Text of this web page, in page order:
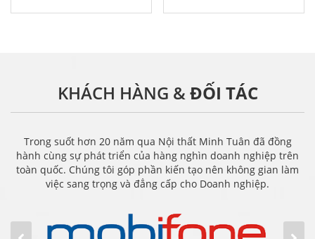
KHÁCH HÀNG &ĐỐI TÁC
Trong suốt hơn 20 năm qua Nội thất Minh Tuân đã đồng
hành cùng sự phát triển của hàng nghìn doanh nghiệp trên
toàn quốc. Chúng tôi góp phần kiến tạo nên không gian làm
việc sang trọng và đẳng cấp cho Doanh nghiệp.